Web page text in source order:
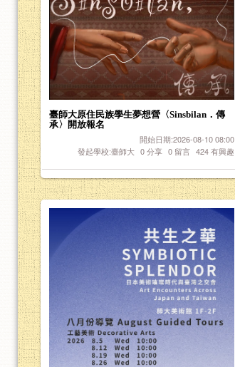
臺師大原住民族學生夢想營〈Sinsbilan．傳
承〉開放報名
開始日期:2026-08-10 08:00
發起學校:臺師大 0分享 0 留言 424有興趣